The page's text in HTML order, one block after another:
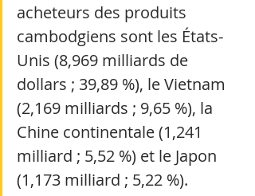
acheteurs des produits
cambodgiens sont les États-
Unis (8,969 milliards de
dollars ; 39,89 %), le Vietnam
(2,169 milliards ; 9,65 %), la
Chine continentale (1,241
milliard ; 5,52 %) et le Japon
(1,173 milliard ; 5,22 %).